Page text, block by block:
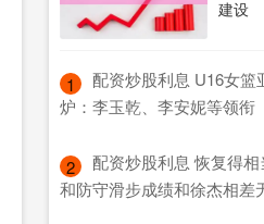
建设
1
配资炒股利息 U16女篮
炉：李玉乾、李安妮等领衔
2
配资炒股利息 恢复得
和防守滑步成绩和徐杰相差